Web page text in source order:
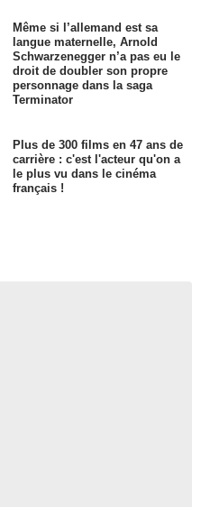
Même si l’allemand est sa
langue maternelle, Arnold
Schwarzenegger n’a pas eu le
droit de doubler son propre
personnage dans la saga
Terminator
Plus de 300 films en 47 ans de
carrière : c'est l'acteur qu'on a
le plus vu dans le cinéma
français !